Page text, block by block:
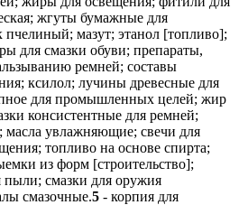
жгуты бумажные для
пчелиный; мазут; этанол [топливо];
для смазки обуви; препараты,
ремней; составы
ксилол; лучины древесные для
для промышленных целей; жир
консистентные для ремней;
увлажняющие; свечи для
топливо на основе спирта;
из форм [строительство];
пыли; смазки для оружия
смазочные.5 - корпия для медицинских целей; оподельдок; настойка йода; ванны кислородные; реактивы химические для медицинских или ветеринарных целей; клетки стволовые для ветеринарных целей; препараты химические для ветеринарных целей; опий; воды минеральные для медицинских целей; препараты для стерилизации почвы; тимол для фармацевтических целей; эфиры сложные целлюлозные для фармацевтических целей; препараты, используемые при обморожении; аптечки первой помощи заполненные; марля для перевязок; продукты обработки хлебных злаков побочные для диетических и медицинских целей; аконитин; добавки пищевые; средства для уничтожения паразитов; растворители для удаления лейкопластырей; сиропы для фармацевтических целей; эфиры сложные для фармацевтических целей; добавки пищевые для животных; мази, предохраняющие от обморожения, для фармацевтических целей; ткани биологические культур для ветеринарных целей; клетки стволовые для медицинских целей; препараты, предохраняющие от моли; лаки для зубов; препараты бальзамические для медицинских целей; амальгамы стоматологические; добавки пищевые из глюкозы; примочки свинцовые; дезодораторы для одежды или текстильных изделий; препараты химико-фармацевтические; смеси питательные детские; помады медицинские; гваякол для фармацевтических целей; добавки пищевые из семян льна; трансплантаты хирургические из живой ткани; препараты опиумные; прокладки гигиенические женские; каломель; препараты для лечения костных мозолей; каустики для фармацевтических целей; снотворные; препараты для органотерапии; горчица для фармацевтических целей; наркотики; ферменты для фармацевтических целей; анестетики; примочки глазные; масло горчичное для медицинских целей; средства противопаразитарные; медикаменты для серотерапии; кокаин; гемоглобин; лосьоны для ветеринарных целей; средства для подавления аппетита, используемые в медицинских целях; яды бактериальные; таблетки-антиоксиданты; препараты химические для обработки злаков, пораженных головней; вещества радиоактивные для медицинских целей; повязки наплечные хирургические; анальгетики; кора ангустура для медицинских целей; препараты витаминные; палочки лакричные для фармацевтических целей; добавки минеральные пищевые; альдегиды для фармацевтических целей; экстракты растений для фармацевтических целей; препараты для окуривания медицинские; вещества питательные для микроорганизмов; напитки из солодового молока для медицинских целей; ментол; дезодоранты, за исключением предназначенных для человека или животных; браслеты противоревматические; фарфор для зубных протезов; мази от солнечных ожогов; таблетки для загара; сыворотки; ялапа; ленты клейкие для медицинских целей; йодоформ; продукты диетические пищевые для медицинских целей; корни лекарственные; среды питательные для культур бактерий; бумага с особой пропиткой от моли; препараты для уничтожения вредных растений; препараты для расширения бронхов; продукты фармацевтические; средства вспомогательные для медицинских целей; стероиды; средства для вагинального спринцевания для медицинских целей; йодиды щелочных металлов для фармацевтических целей; вата гигроскопическая; средства моющие для животных; вещества контрастные радиологические для медицинских целей; бумага клейкая от мух; препараты фармацевтические; молочко маточное пчелиное для фармацевтических целей; газы для медицинских целей; средства для похудания медицинские; пероксид водорода для медицинских целей; лакричник для фармацевтических целей; ткани биологические культур для медицинских целей; препараты для промывания глаз; смеси молочные сухие для детского питания; гематоген; крахмал для диетических или фармацевтических целей; растворы для контактных линз; прокладки гигиенические; кора кондураговая для медицинских целей; медикаменты стоматологические; добавки пищевые из прополиса; препараты химические для фармацевтических целей; средства вяжущие; повязки глазные, используемые в медицинских целях; капсулы для фармацевтических целей; кора кротоновая; браслеты для медицинских целей; альгинаты для фармацевтических целей; антибиотики; клеи для зубных протезов; препараты для ванн для медицинских целей; коллодий для фармацевтических целей; средства моющие для медицинских целей; аминокислоты для медицинских целей; спирт медицинский; мази ртутные; трусы-подгузники; кровь для медицинских целей; лейкопластыри; препараты известковые фармацевтические; глицерин для медицинских целей; жир рыбий; кольца противомозольные для ног; спреи охлаждающие для медицинских целей; тампоны ватные для медицинских целей; лупулин для фармацевтических целей; препараты для уничтожения вредных животных; пестициды; пояса для гигиенических женских прокладок; уголь древесный для фармацевтических целей; сассапариль для медицинских целей; препараты бактериальные для медицинских и ветеринарных целей; квебрахо для медицинских целей; молескин для медицинских целей; вата хлопковая для медицинских целей; вещества диетические для медицинских целей; резина для стоматологических целей; кольца противоревматические; дезодоранты для освежения воздуха; дрожжи для фармацевтических целей; мох ирландский для медицинских целей; гидрастинин; пепсины для фармацевтических целей; проводники химические для электрокардиографических электродов; конфеты лекарственные; препараты для ухода за кожей фармацевтические; карбонил [противопаразитарное средство]; висмут азотнокислый основной для фармацевтических целей; препараты биологические для ветеринарных целей; сбор чайный противоастматический; соли для ванн из минеральных вод; карандаши каустические; амальгамы зубные из золота; препараты для очистки воздуха; квассия для медицинских целей; подгузники [детские пеленки]; средства против потения; диастаза для медицинских целей; фосфаты для фармацевтических целей; раствор хлораля водный для фармацевтических целей; препараты химические для медицинских целей; препараты для обработки ожогов; мята для фармацевтических целей; кислород для медицинских целей; вода мелиссовая для фармацевтических целей; материалы для зубных слепков; добавки пищевые дрожжевые; питание детское; эфиры целлюлозные простые для фармацевтических целей; средства противозачаточные химические; лекарства от запоров; повязки для компрессов; цвет серный для фармацевтических целей; гидрастин; тампоны гигиенические для женщин; средства глистогонные; мука рыбная для фармацевтических целей; грязи для ванн; дигиталин; отвары для фармацевтических целей; порошок из шпанских мушек; подушечки мозольные; препараты диагностические для медицинских целей; добавки пищевые из пыльцы растений; воды термальные; эфиры простые для фармацевтических целей; подгузники для домашних животных; биоциды; антисептики; пастилки для фармацевтических целей; лактоза для фармацевтических целей; препараты ферментативные для ветеринарных целей; средства тонизирующие [лекарственные препараты]; препараты из микроорганизмов для медицинских или ветеринарных целей; молоко сухое для детей; сперма для искусственного оплодотворения; бром для фармацевтических целей; смазка, используемая при доении; сигареты, не содержащие табак, для медицинских целей; коллаген для медицинских целей; хлороформ; прокладки ежедневные [гигиенические]; молочные ферменты для фармацевтических целей; травы курительные для лечебных целей; настойки для медицинских целей; соли калия для медицинских целей; гуммигут для медицинских целей; бумага реактивная для медицинских или ветеринарных целей; средства дезинфицирующие для химических туалетов; препараты для уничтожения мух; свечи для окуривания; камень винный для фармацевтических целей; настои лекарственные; препараты противоспоровые; соли натрия для медицинских целей; препараты сульфамидные [лекарственные препараты]; вата для медицинских целей; палочки серные [дезинфицирующие средства]; гурьюн-бальзам для медицинских целей; горчичники; препараты ветеринарные; мука для фармацевтических целей; препараты для уничтожения мышей; добавки пищевые из масла льняного семени; капсулы для лекарств; препараты с алоэ вера для фармацевтических целей; пептоны для фармацевтических целей; фунгициды; препараты фармацевтические для лечения солнечных ожогов; масло терпентинное для фармацевтических целей; добавки пищевые белковые; спирт для фармацевтических целей; аминокислоты для ветеринарных целей; экстракты табака [инсектициды]; корни ревеня для фармацевтических целей; мази для фармацевтических целей; микстуры; цементы зубные; корма лечебные для животных; добавки пищевые из пчелиного маточного молочка; препараты ферментативные для медицинских целей; препараты для лечения геморроя; спорынья для фармацевтических целей; масло укропное для медицинских целей; йод для фармацевтических целей; кислоты для фармацевтических целей; препараты биологические для медицинских целей; соли для ванн для медицинских целей; кора мангрового дерева для фармацевтических целей; средства против потения ног; продукты белковые пищевые для медицинских целей; препараты для лечения угрей; акарициды; средства кровоочистительные; препараты медицинские для роста волос; изотопы для медицинских целей; средства моющие для скота; ферменты для ветеринарных целей; средства для ухода за полостью рта медицинские; аптечки дорожные заполненные; препараты висмута для фармацевтических целей; сиккативы [вещества для ускорения высыхания] для медицинских целей; препараты для уничтожения наземных моллюсков; дезинфектанты; препараты с микроэлементами для человека или животных; молоко миндальное для фармацевтических целей; гормоны для медицинских целей; бактерициды; мастики для зубов; мази; карандаши от головной боли; инсектициды; средства слабительные; экстракты хмеля для фармацевтических целей; препараты белковые для медицинских целей; радий для медицинских целей; препараты для уничтожения домовых грибов; сплавы благородных металлов для стоматологических целей; растворы вагинальные; трусы гигиенические женские; соли, входящие в состав минеральных вод; лубриканты для интимных целей; смазки для ветеринарных целей; подушечки, используемые при кормлении груд